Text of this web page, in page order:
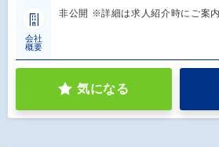
会社
概要
非公開 ※詳細は求人紹介時にご案内
気になる